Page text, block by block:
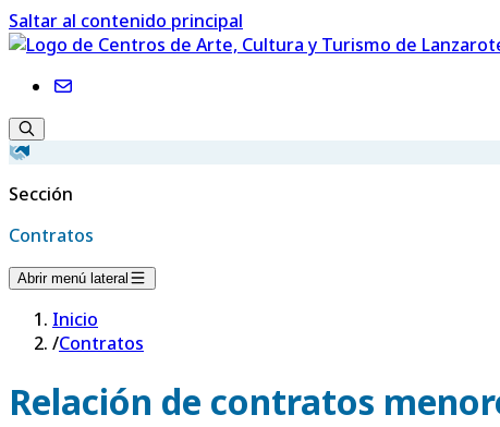
Saltar al contenido principal
Sección
Contratos
Abrir menú lateral
Inicio
/Contratos
Relación de contratos